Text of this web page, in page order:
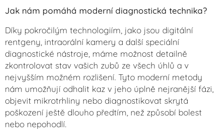
Jak nám pomáhá moderní diagnostická technika?
Díky pokročilým technologiím, jako jsou digitální
rentgeny, intraorální kamery a další speciální
diagnostické nástroje, máme možnost detailně
zkontrolovat stav vašich zubů ze všech úhlů a v
nejvyšším možném rozlišení. Tyto moderní metody
nám umožňují odhalit kaz v jeho úplně nejranější fázi,
objevit mikrotrhliny nebo diagnostikovat skrytá
poškození ještě dlouho předtím, než způsobí bolest
nebo nepohodlí.